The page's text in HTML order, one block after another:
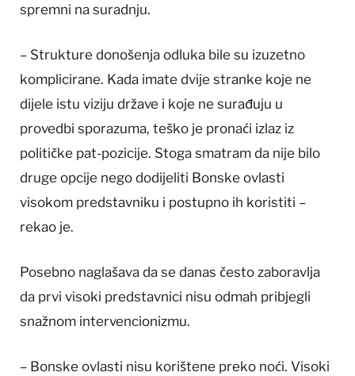
spremni na suradnju.
– Strukture donošenja odluka bile su izuzetno
komplicirane. Kada imate dvije stranke koje ne
dijele istu viziju države i koje ne surađuju u
provedbi sporazuma, teško je pronaći izlaz iz
političke pat-pozicije. Stoga smatram da nije bilo
druge opcije nego dodijeliti Bonske ovlasti
visokom predstavniku i postupno ih koristiti –
rekao je.
Posebno naglašava da se danas često zaboravlja
da prvi visoki predstavnici nisu odmah pribjegli
snažnom intervencionizmu.
– Bonske ovlasti nisu korištene preko noći. Visoki